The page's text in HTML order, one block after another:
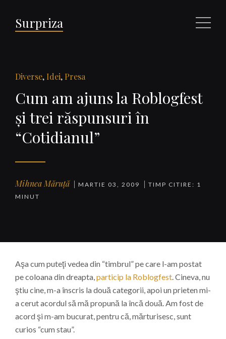
Surpriza Meniu
Diverse, Idei, Presa
Cum am ajuns la Roblogfest
şi trei răspunsuri în
“Cotidianul”
Mihnea Măruță MARTIE 03, 2009
TIMP CITIRE: 1
MINUT
Aşa cum puteţi vedea din “timbrul” pe care l-am postat
pe coloana din dreapta,particip la Roblogfest. Cineva, nu
ştiu cine, m-a înscris la două categorii, apoi un prieten mi-
a cerut acordul să mă propună la încă două. Am fost de
acord şi m-am bucurat, pentru că, mărturisesc, sunt
curios “cum stau”.